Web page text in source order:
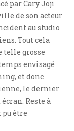
par Cary Joji
de son acteur
au studio
Tout cela
telle grosse
envisagé
et donc
le dernier
Reste à
être